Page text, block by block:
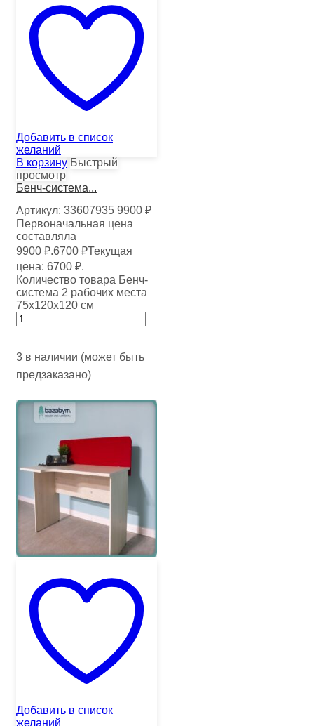
Добавить в список
желаний
В корзину Быстрый
просмотр
Бенч-система...
Артикул: 33607935 9900₽
Первоначальная цена
составляла
9900 ₽.6700 ₽Текущая
цена: 6700 ₽.
Количество товара Бенч-
система 2 рабочих места
75х120х120 см
3 в наличии (может быть
предзаказано)
Добавить в список
желаний